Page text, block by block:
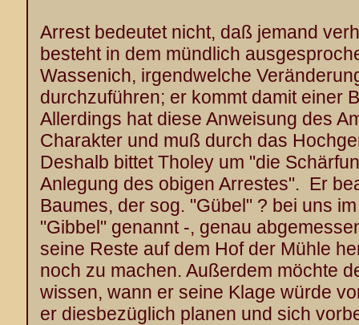
Arrest bedeutet nicht, daß jemand
besteht in dem mündlich
Wassenich, irgendwelche
durchzuführen; er kommt damit einer
Allerdings hat diese Anweisung des
Charakter und muß durch das
Deshalb bittet Tholey um "die
Anlegung des obigen Arrestes". Er
Baumes, der sog. "Gübel" ? bei uns
"Gibbel" genannt -, genau
seine Reste auf dem Hof der Mühle
noch zu machen. Außerdem möchte
wissen, wann er seine Klage würde
er diesbezüglich planen und sich